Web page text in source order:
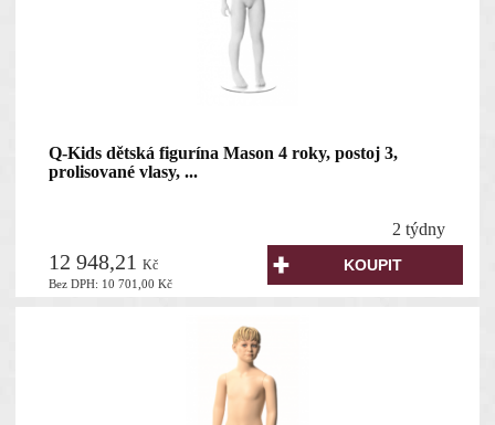
Q-Kids dětská figurína Mason 4 roky, postoj 3,
prolisované vlasy, ...
2 týdny
Bez DPH: 10 701,00Kč
12 948,21Kč